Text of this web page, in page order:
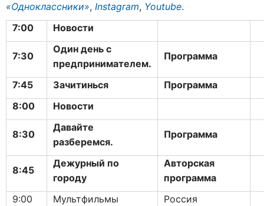
«Одноклассники», Instagram, Youtube.
7:00
Новости
7:30
Один день с
предпринимателем.
Программа
7:45 Зачитинься
Программа
8:00
Новости
8:30
Давайте
разберемся.
Программа
8:45
Дежурный по
городу
Авторская
программа
9:00
Мультфильмы Россия